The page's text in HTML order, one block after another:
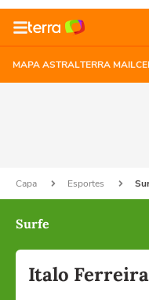
MAPA ASTRALTERRA MAIL
Capa Esportes
Surfe
Italo Ferreira